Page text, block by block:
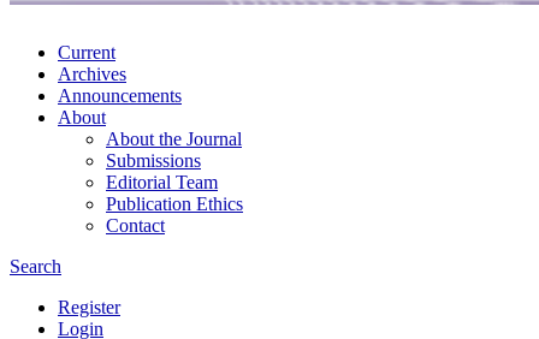
Current
Archives
Announcements
About
About the Journal
Submissions
Editorial Team
Publication Ethics
Contact
Search
Register
Login